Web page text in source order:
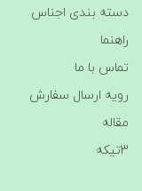
دسته بندی اجناس
راهنما
تماس با ما
رویه ارسال سفارش
مقاله
3تیکه